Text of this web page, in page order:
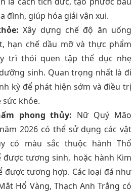
đình, giúp hóa giải vận xui.
Xây dựng chế độ ăn uống
hạn chế dầu mỡ và thực phẩm
trì thói quen tập thể dục nhẹ
sinh. Quan trọng nhất là đi
kỳ để phát hiện sớm và điều trị
sức khỏe.
phong thủy: Nữ Quý Mão
2026 có thể sử dụng các vật
có màu sắc thuộc hành Thổ
được tương sinh, hoặc hành Kim
được tương hợp. Các loại đá như
Hổ Vàng, Thạch Anh Trắng có